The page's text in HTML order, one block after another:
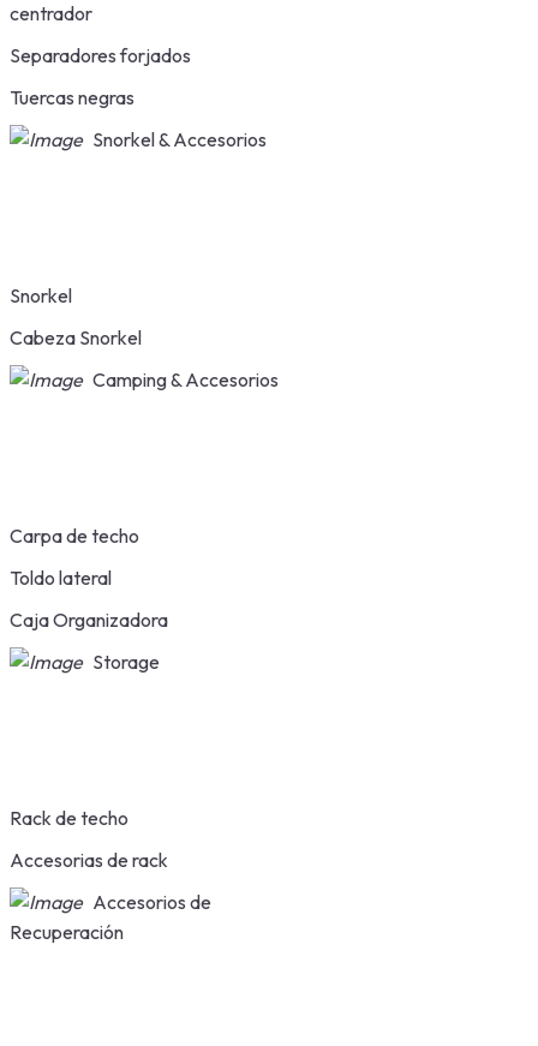
centrador
Separadores forjados
Tuercas negras
Snorkel & Accesorios
Snorkel
Cabeza Snorkel
Camping & Accesorios
Carpa de techo
Toldo lateral
Caja Organizadora
Storage
Rack de techo
Accesorias de rack
Accesorios de
Recuperación